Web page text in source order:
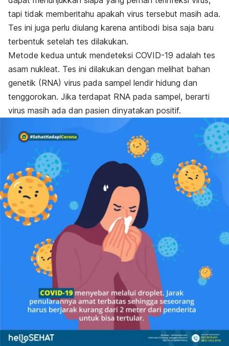
tapi tidak memberitahu apakah virus tersebut masih ada.
Tes ini juga perlu diulang karena antibodi bisa saja baru
terbentuk setelah tes dilakukan.
Metode kedua untuk mendeteksi COVID-19 adalah tes
asam nukleat. Tes ini dilakukan dengan melihat bahan
genetik (RNA) virus pada sampel lendir hidung dan
tenggorokan. Jika terdapat RNA pada sampel, berarti
virus masih ada dan pasien dinyatakan positif.